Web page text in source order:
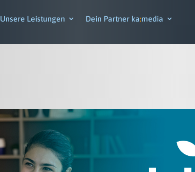
Unsere Leistungen Dein Partner ka:media